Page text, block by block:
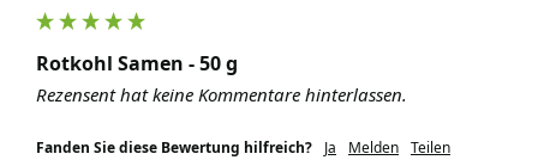
Rotkohl Samen - 50 g
Rezensent hat keine Kommentare hinterlassen.
Fanden Sie diese Bewertung hilfreich? Ja Melden Teilen